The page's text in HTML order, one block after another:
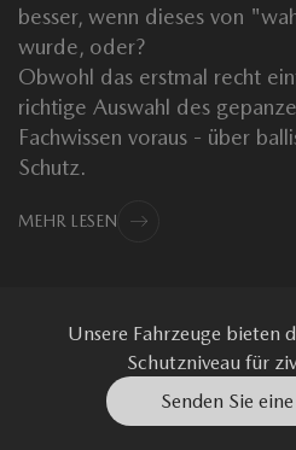
besser, wenn dieses von
wurde, oder?
Obwohl das erstmal recht
richtige Auswahl des
Fachwissen voraus - über
Schutz.
MEHR LESEN
Unsere Fahrzeuge bieten
Schutzniveau für
Senden Sie